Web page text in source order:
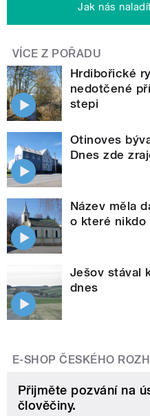
Jak nás
VÍCE Z POŘADU
Hrdibořické
nedotčené
stepi
Otinoves
Dnes zde
Název měla
o které nikdo
Ješov stával
dnes
E-SHOP ČESKÉHO
Přijměte pozvání na
člověčiny.